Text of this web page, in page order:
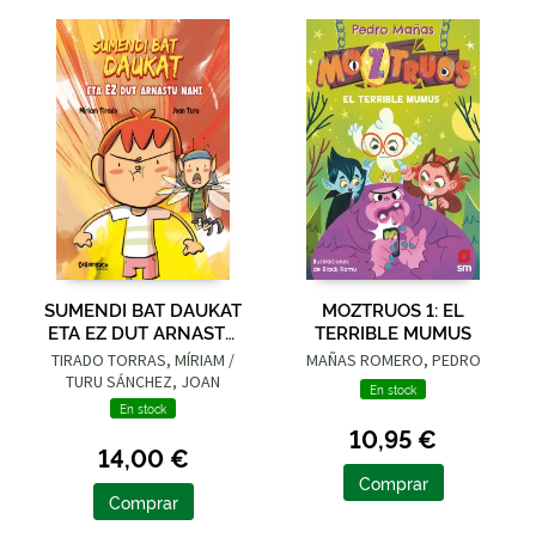
SUMENDI BAT DAUKAT
ETA EZ DUT ARNASTU
NAHI
TIRADO TORRAS, MÍRIAM /
TURU SÁNCHEZ, JOAN
En stock
14,00 €
Comprar
MOZTRUOS 1: EL
TERRIBLE MUMUS
MAÑAS ROMERO, PEDRO
En stock
10,95 €
Comprar